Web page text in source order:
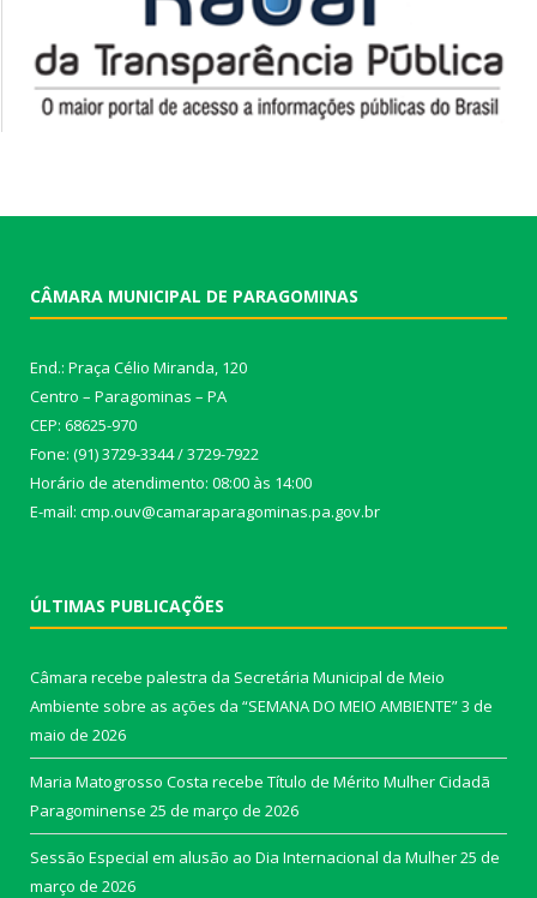
CÂMARA MUNICIPAL DE PARAGOMINAS
End.: Praça Célio Miranda, 120
Centro – Paragominas – PA
CEP: 68625-970
Fone: (91) 3729-3344 / 3729-7922
Horário de atendimento: 08:00 às 14:00
E-mail: cmp.ouv@camaraparagominas.pa.gov.br
ÚLTIMAS PUBLICAÇÕES
Câmara recebe palestra da Secretária Municipal de Meio
Ambiente sobre as ações da “SEMANA DO MEIO AMBIENTE”3 de
maio de 2026
Maria Matogrosso Costa recebe Título de Mérito Mulher Cidadã
Paragominense 25 de março de 2026
Sessão Especial em alusão ao Dia Internacional da Mulher25 de
março de 2026